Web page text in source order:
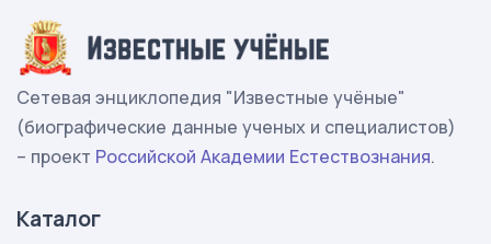
Сетевая энциклопедия "Известные учёные"
(биографические данные ученых и специалистов)
– проект Российской Академии Естествознания.
Каталог